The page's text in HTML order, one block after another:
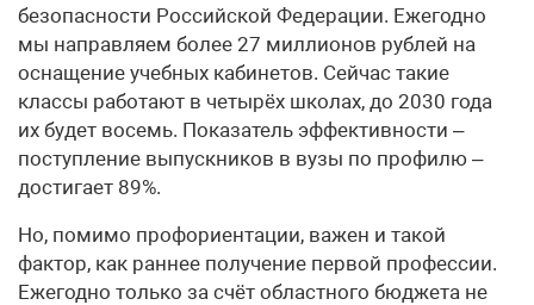
безопасности Российской Федерации. Ежегодно
мы направляем более 27 миллионов рублей на
оснащение учебных кабинетов. Сейчас такие
классы работают в четырёх школах, до 2030 года
их будет восемь. Показатель эффективности –
поступление выпускников в вузы по профилю –
достигает 89%.
Но, помимо профориентации, важен и такой
фактор, как раннее получение первой профессии.
Ежегодно только за счёт областного бюджета не